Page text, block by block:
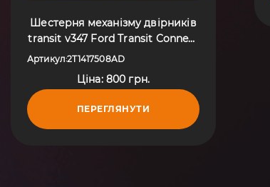
Шестерня механізму двірників
transit v347 Ford Transit Connect
(2002-до тепер) 2T1417508AD
Артикул:2T1417508AD
Ціна: 800 грн.
ПЕРЕГЛЯНУТИ